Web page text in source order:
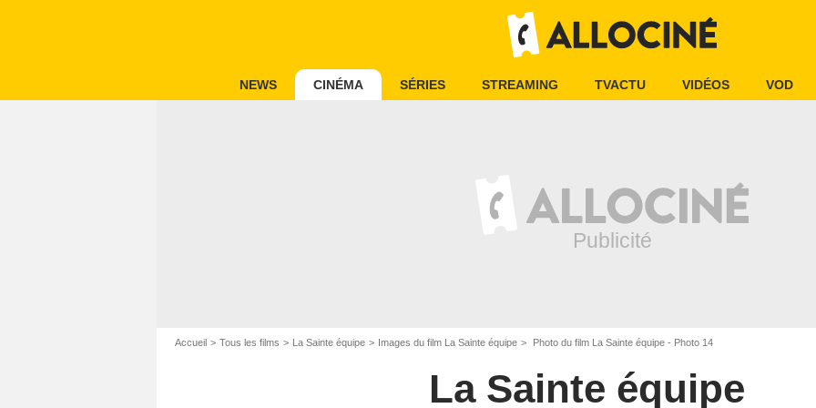
NEWS CINÉMA SÉRIES STREAMING TVACTU VIDÉOS VOD
Accueil Tous les films La Sainte équipe Images du film La Sainte équipe Photo du film La Sainte équipe - Photo 14
La Sainte équipe